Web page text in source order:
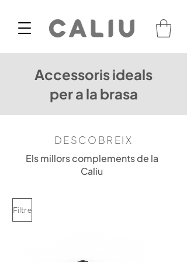
Accessoris ideals
per a la brasa
DESCOBREIX
Els millors complements de la
Caliu
Filtre